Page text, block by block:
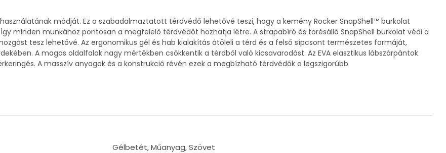
módját. Ez a szabadalmaztatott térdvédő lehetővé teszi, hogy a kemény Rocker SnapShell™ burkolat
minden munkához pontosan a megfelelő térdvédőt hozhatja létre. A strapabíró és törésálló SnapShell burkolat védi a
tesz lehetővé. Az ergonomikus gél és hab kialakítás átöleli a térd és a felső sípcsont természetes formáját,
A magas oldalfalak nagy mértékben csökkentik a térdből való kicsavarodást. Az EVA elasztikus lábszárpántok
A masszív anyagok és a konstrukció révén ezek a megbízható térdvédők a legszigorúbb
Gélbetét, Műanyag, Szövet